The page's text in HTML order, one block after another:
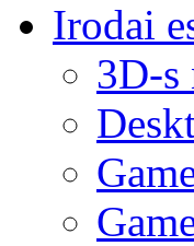
Irodai
3D-s